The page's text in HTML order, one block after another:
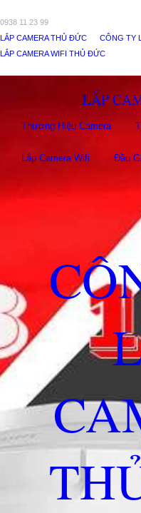
0938 11 23 99
LẮP CAMERA THỦ ĐỨC
CÔNG TY
LẮP CAMERA WIFI THỦ ĐỨC
LẮP
Thương Hiệu Camera
Lắp Camera Wifi Đầu